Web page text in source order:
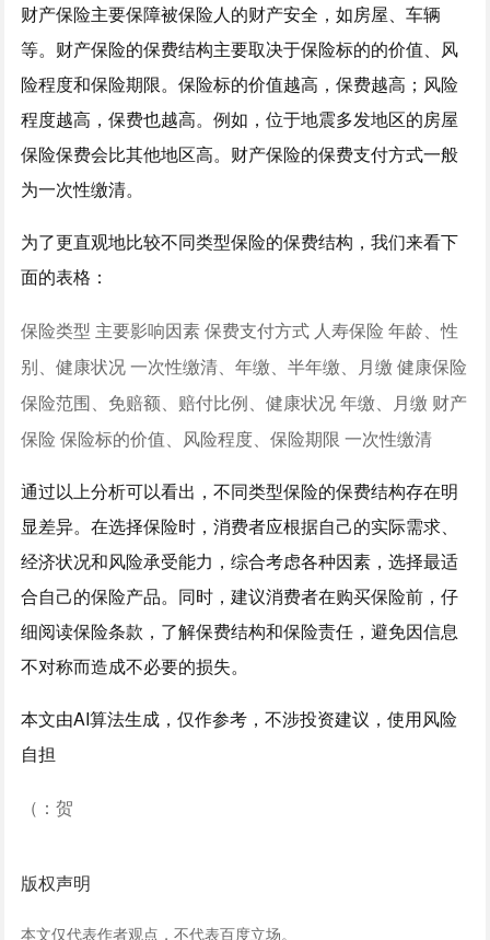
财产保险主要保障被保险人的财产安全，如房屋、车辆
等。财产保险的保费结构主要取决于保险标的的价值、风
险程度和保险期限。保险标的价值越高，保费越高；风险
程度越高，保费也越高。例如，位于地震多发地区的房屋
保险保费会比其他地区高。财产保险的保费支付方式一般
为一次性缴清。
为了更直观地比较不同类型保险的保费结构，我们来看下
面的表格：
保险类型 主要影响因素 保费支付方式 人寿保险 年龄、性
别、健康状况 一次性缴清、年缴、半年缴、月缴 健康保险
保险范围、免赔额、赔付比例、健康状况 年缴、月缴 财产
保险 保险标的价值、风险程度、保险期限 一次性缴清
通过以上分析可以看出，不同类型保险的保费结构存在明
显差异。在选择保险时，消费者应根据自己的实际需求、
经济状况和风险承受能力，综合考虑各种因素，选择最适
合自己的保险产品。同时，建议消费者在购买保险前，仔
细阅读保险条款，了解保费结构和保险责任，避免因信息
不对称而造成不必要的损失。
本文由AI算法生成，仅作参考，不涉投资建议，使用风险
自担
（：贺
版权声明
本文仅代表作者观点，不代表百度立场。